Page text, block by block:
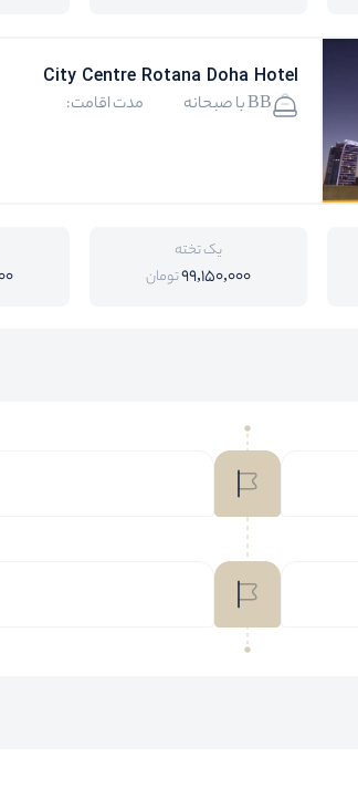
City Centre Rotana Doha Hotel
BB با صبحانه مدت اقامت:
یک تخته
99,150,000تومان